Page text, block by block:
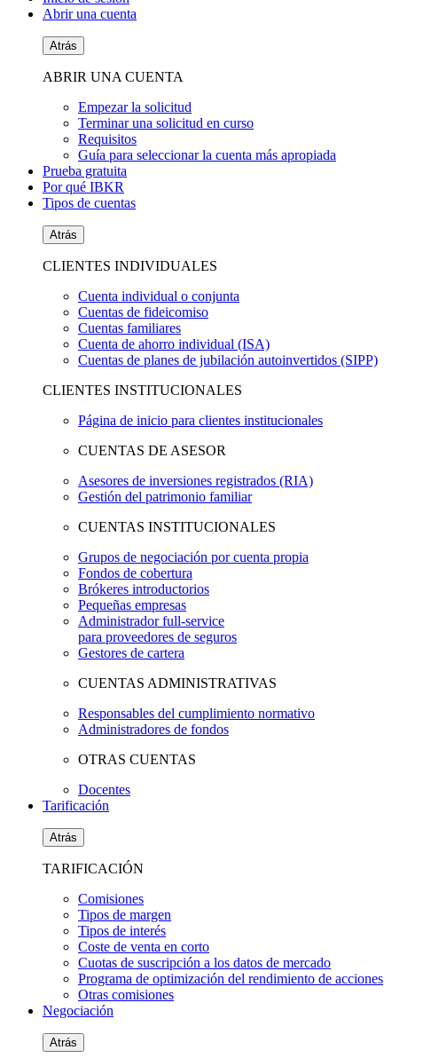
Abrir una cuenta
Atrás
ABRIR UNA CUENTA
Empezar la solicitud
Terminar una solicitud en curso
Requisitos
Guía para seleccionar la cuenta más apropiada
Prueba gratuita
Por qué IBKR
Tipos de cuentas
Atrás
CLIENTES INDIVIDUALES
Cuenta individual o conjunta
Cuentas de fideicomiso
Cuentas familiares
Cuenta de ahorro individual (ISA)
Cuentas de planes de jubilación autoinvertidos (SIPP)
CLIENTES INSTITUCIONALES
Página de inicio para clientes institucionales
CUENTAS DE ASESOR
Asesores de inversiones registrados (RIA)
Gestión del patrimonio familiar
CUENTAS INSTITUCIONALES
Grupos de negociación por cuenta propia
Fondos de cobertura
Brókeres introductorios
Pequeñas empresas
Administrador full-service
para proveedores de seguros
Gestores de cartera
CUENTAS ADMINISTRATIVAS
Responsables del cumplimiento normativo
Administradores de fondos
OTRAS CUENTAS
Docentes
Tarificación
Atrás
TARIFICACIÓN
Comisiones
Tipos de margen
Tipos de interés
Coste de venta en corto
Cuotas de suscripción a los datos de mercado
Programa de optimización del rendimiento de acciones
Otras comisiones
Negociación
Atrás